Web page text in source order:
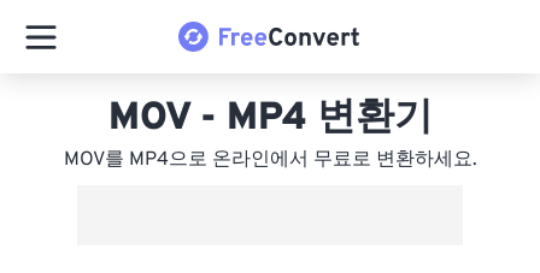
MOV - MP4 변환기
MOV를 MP4으로 온라인에서 무료로 변환하세요.